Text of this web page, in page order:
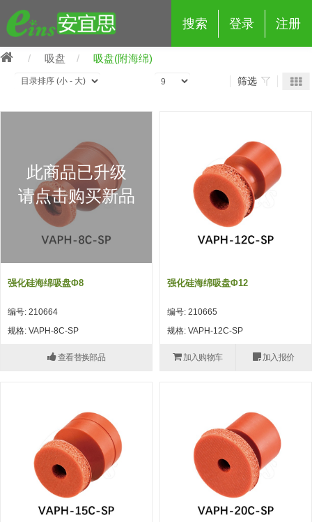
搜索 登录 注册
吸盘 吸盘(附海绵)
筛选
此商品已升级
请点击购买新品
强化硅海绵吸盘Φ8
编号: 210664
规格: VAPH-8C-SP
查看替换部品
强化硅海绵吸盘Φ12
编号: 210665
规格: VAPH-12C-SP
加入购物车 加入报价
eins夹具治具配件
夹具交换 (210)
抓取 (264)
吸着 (519)
剪切 (171)
框架・模组 (427)
配管部品・传感器 (188)
轻量化·树脂部品 (18)
自动化 (2)
夹具交换
手动夹具交换 (15)
(139)
自动夹具交换(多关节机器人用)
手动夹具交换
自动型快速交换用夹具 (59)
自动型快速交换用夹具-配件 (80)
自动夹具交换(多关节机器人用)
自动型快速交换用夹具(多关节机
抓取
水口夹具 (83)
机能夹具 (53)
吸盘 (356)
吸着金具 (120)
其他真空配件 (42)
吸盘(嵌入式) (52)
吸盘(螺丝固定式) (6)
吸盘(TR&TRN) (63)
吸盘(附海绵) (10)
吸盘用配件(EP海绵、静电消除片)
带金具吸盘(长圆式) (16)
带金具吸盘(波纹管式1.5段) (19)
吸盘(薄钢板用) (7)
交换用吸盘 (85)
吸着金具
吸着金具(细微型、微型) (30)
其他真空配件